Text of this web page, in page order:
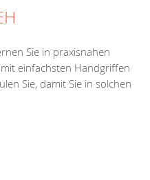
Sie in praxisnahen
einfachsten Handgriffen
Sie, damit Sie in solchen